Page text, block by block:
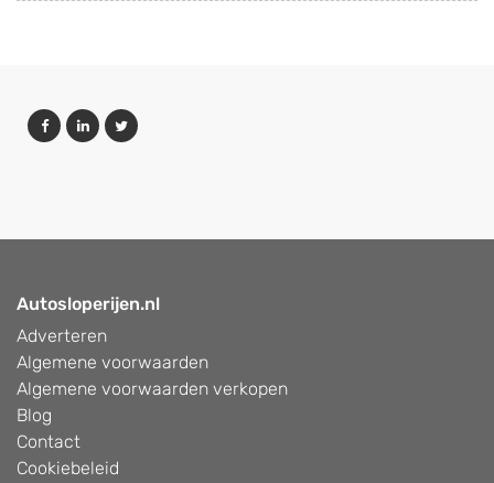
Autosloperijen.nl
Adverteren
Algemene voorwaarden
Algemene voorwaarden verkopen
Blog
Contact
Cookiebeleid